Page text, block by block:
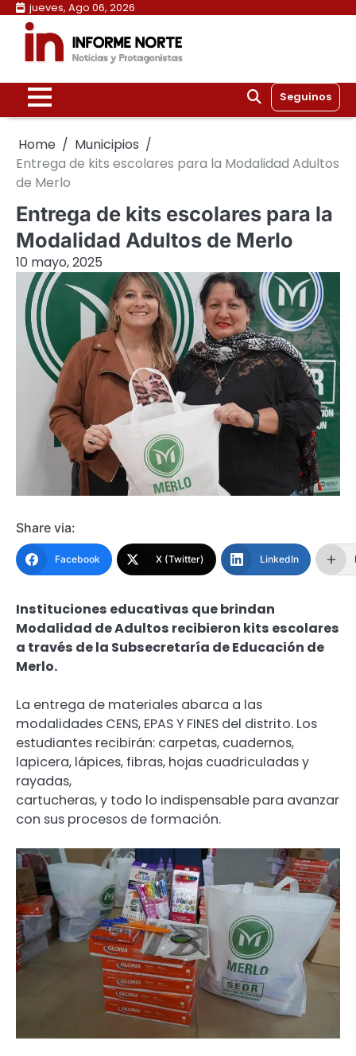
Skip
content
jueves, Ago 06, 2026
Seguinos
Home
Municipios
Entrega de kits escolares para la Modalidad Adultos
de Merlo
Entrega de kits escolares para la
Modalidad Adultos de Merlo
10 mayo, 2025
Share via:
Facebook X (Twitter) LinkedIn
Instituciones educativas que brindan
Modalidad de Adultos recibieron kits escolares
a través de la Subsecretaría de Educación de
Merlo.
La entrega de materiales abarca a las
modalidades CENS, EPAS Y FINES del distrito. Los
estudiantes recibirán: carpetas, cuadernos,
lapicera, lápices, fibras, hojas cuadriculadas y
rayadas,
cartucheras, y todo lo indispensable para avanzar
con sus procesos de formación.